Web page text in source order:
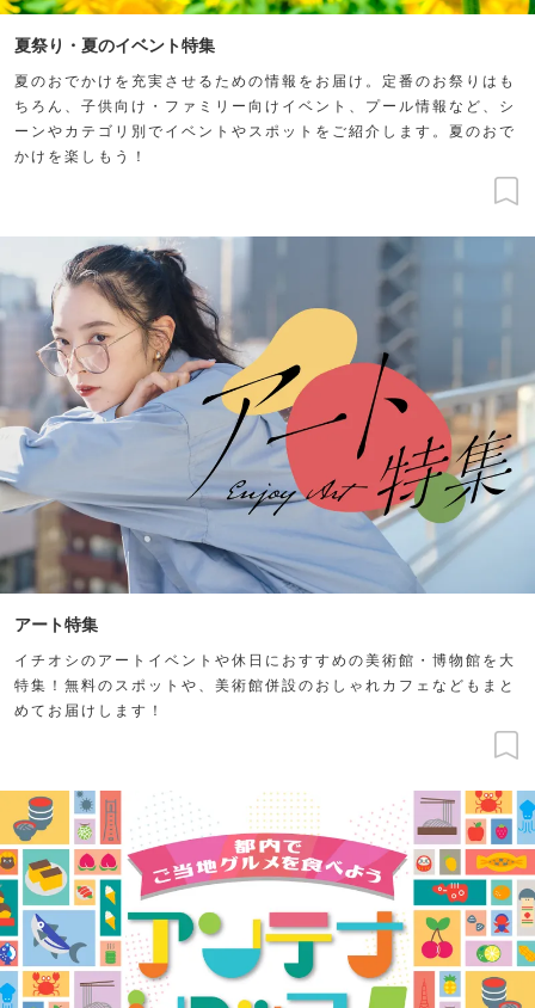
夏祭り・夏のイベント特集
夏のおでかけを充実させるための情報をお届け。定番のお祭りはも
ちろん、子供向け・ファミリー向けイベント、プール情報など、シ
ーンやカテゴリ別でイベントやスポットをご紹介します。夏のおで
かけを楽しもう！
アート特集
イチオシのアートイベントや休日におすすめの美術館・博物館を大
特集！無料のスポットや、美術館併設のおしゃれカフェなどもまと
めてお届けします！